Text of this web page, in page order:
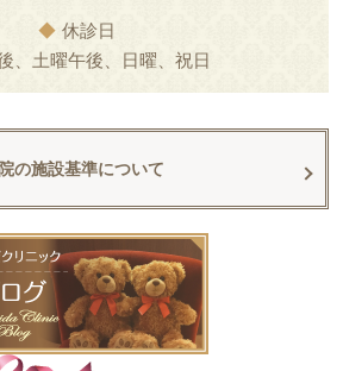
◆ 休診日
、土曜午後、日曜、祝日
の施設基準について